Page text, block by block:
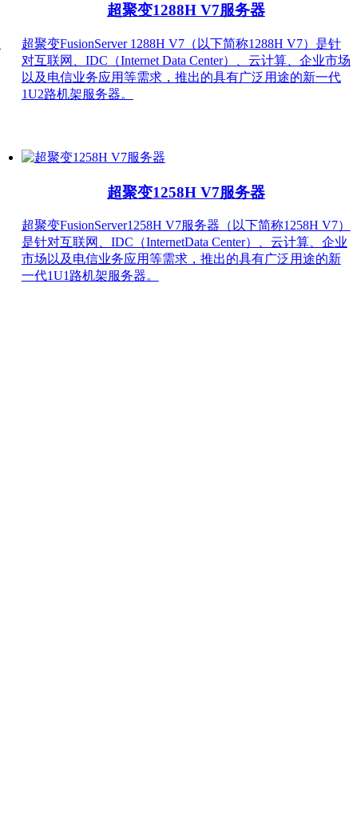
超聚变1288H V7服务器
超聚变FusionServer 1288H V7（以下简称1288H V7）是针
对互联网、IDC（Internet Data Center）、云计算、企业市场
以及电信业务应用等需求，推出的具有广泛用途的新一代
1U2路机架服务器。
超聚变1258H V7服务器
超聚变FusionServer1258H V7服务器（以下简称1258H V7）
是针对互联网、IDC（InternetData Center）、云计算、企业
市场以及电信业务应用等需求，推出的具有广泛用途的新
一代1U1路机架服务器。